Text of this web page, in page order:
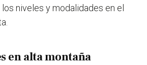
niveles y modalidades en el
en alta montaña